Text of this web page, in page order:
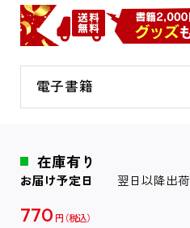
電子書籍
在庫有り
お届け予定日 翌日以降出荷
770 円